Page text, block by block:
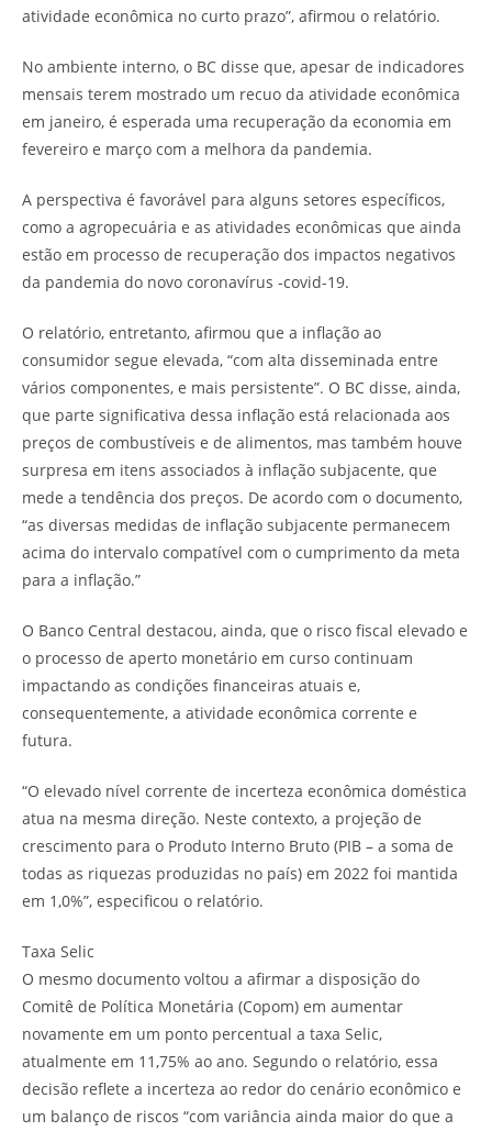
atividade econômica no curto prazo”, afirmou o relatório.
No ambiente interno, o BC disse que, apesar de indicadores
mensais terem mostrado um recuo da atividade econômica
em janeiro, é esperada uma recuperação da economia em
fevereiro e março com a melhora da pandemia.
A perspectiva é favorável para alguns setores específicos,
como a agropecuária e as atividades econômicas que ainda
estão em processo de recuperação dos impactos negativos
da pandemia do novo coronavírus -covid-19.
O relatório, entretanto, afirmou que a inflação ao
consumidor segue elevada, “com alta disseminada entre
vários componentes, e mais persistente”. O BC disse, ainda,
que parte significativa dessa inflação está relacionada aos
preços de combustíveis e de alimentos, mas também houve
surpresa em itens associados à inflação subjacente, que
mede a tendência dos preços. De acordo com o documento,
“as diversas medidas de inflação subjacente permanecem
acima do intervalo compatível com o cumprimento da meta
para a inflação.”
O Banco Central destacou, ainda, que o risco fiscal elevado e
o processo de aperto monetário em curso continuam
impactando as condições financeiras atuais e,
consequentemente, a atividade econômica corrente e
futura.
“O elevado nível corrente de incerteza econômica doméstica
atua na mesma direção. Neste contexto, a projeção de
crescimento para o Produto Interno Bruto (PIB – a soma de
todas as riquezas produzidas no país) em 2022 foi mantida
em 1,0%”, especificou o relatório.
Taxa Selic
O mesmo documento voltou a afirmar a disposição do
Comitê de Política Monetária (Copom) em aumentar
novamente em um ponto percentual a taxa Selic,
atualmente em 11,75% ao ano. Segundo o relatório, essa
decisão reflete a incerteza ao redor do cenário econômico e
um balanço de riscos “com variância ainda maior do que a